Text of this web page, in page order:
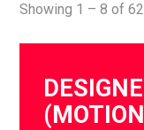
Showing 1 – 8 of 62